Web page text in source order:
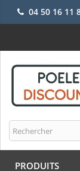
04 50 16 11
PRODUITS